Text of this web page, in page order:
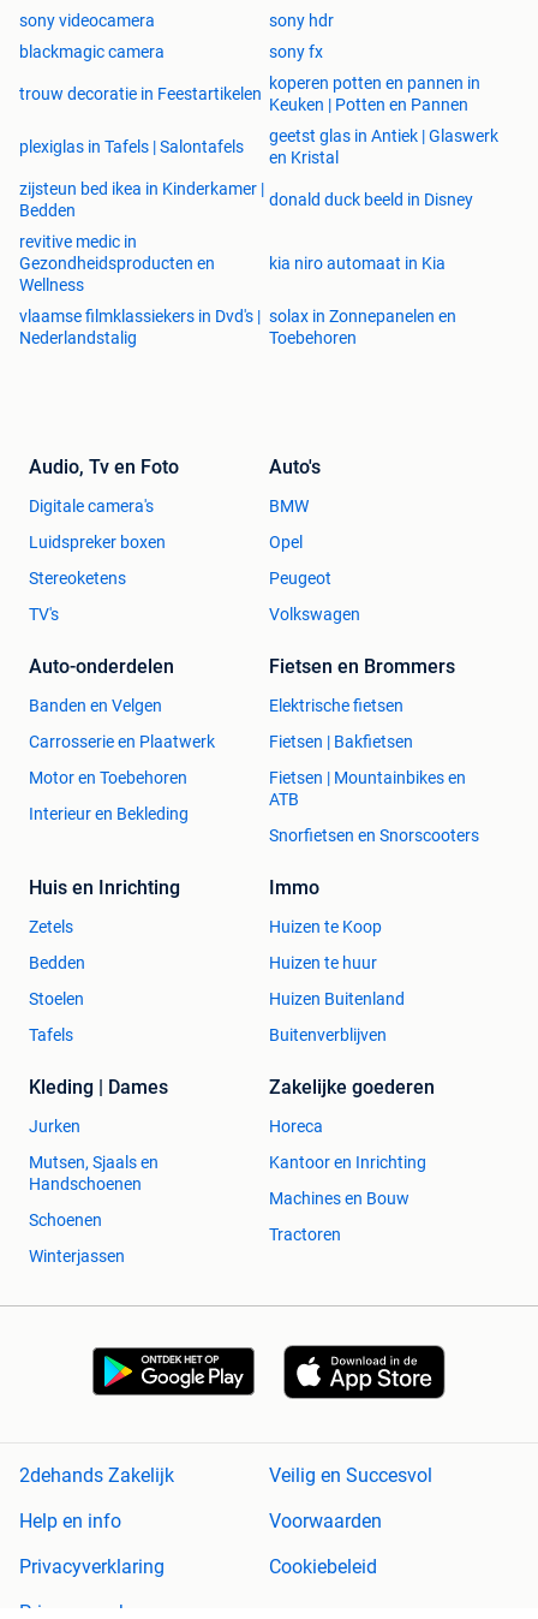
sony videocamera
sony hdr
blackmagic camera
sony fx
trouw decoratie in Feestartikelen
koperen potten en pannen in
Keuken | Potten en Pannen
plexiglas in Tafels | Salontafels
geetst glas in Antiek | Glaswerk
en Kristal
zijsteun bed ikea in Kinderkamer |
Bedden
donald duck beeld in Disney
revitive medic in
Gezondheidsproducten en
Wellness
kia niro automaat in Kia
vlaamse filmklassiekers in Dvd's |
Nederlandstalig
solax in Zonnepanelen en
Toebehoren
Audio, Tv en Foto
Digitale camera's
Luidspreker boxen
Stereoketens
TV's
Auto's
BMW
Opel
Peugeot
Volkswagen
Auto-onderdelen
Banden en Velgen
Carrosserie en Plaatwerk
Motor en Toebehoren
Interieur en Bekleding
Fietsen en Brommers
Elektrische fietsen
Fietsen | Bakfietsen
Fietsen | Mountainbikes en
ATB
Snorfietsen en Snorscooters
Huis en Inrichting
Zetels
Bedden
Stoelen
Tafels
Immo
Huizen te Koop
Huizen te huur
Huizen Buitenland
Buitenverblijven
Kleding | Dames
Jurken
Mutsen, Sjaals en
Handschoenen
Schoenen
Winterjassen
Zakelijke goederen
Horeca
Kantoor en Inrichting
Machines en Bouw
Tractoren
2dehands Zakelijk
Veilig en Succesvol
Help en info
Voorwaarden
Privacyverklaring
Cookiebeleid
Privacyvoorkeuren